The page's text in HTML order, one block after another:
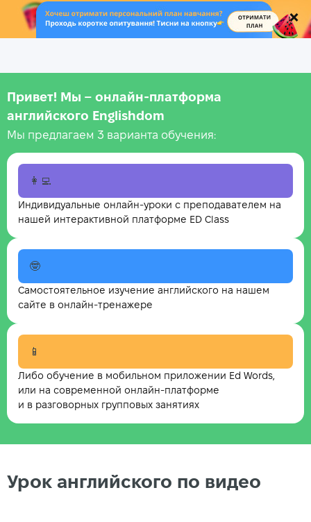
.
Привет! Мы – онлайн‑платформа
английского Englishdom
Мы предлагаем 3 варианта обучения:
👩‍💻
Индивидуальные онлайн-уроки с преподавателем на
нашей интерактивной платформе ED Class
🤓
Самостоятельное изучение английского на нашем
сайте в онлайн-тренажере
📱
Либо обучение в мобильном приложении Ed Words,
или на современной онлайн-платформе
и в разговорных групповых занятиях
Урок английского по видео